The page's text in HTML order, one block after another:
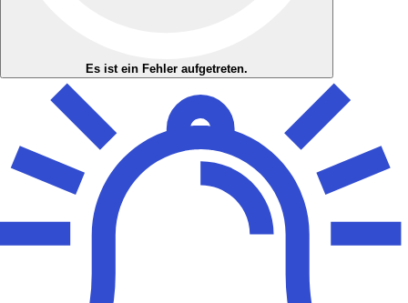
Es ist ein Fehler aufgetreten.